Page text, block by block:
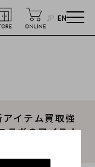
JP EN
イテム買取強
ボのアイテム